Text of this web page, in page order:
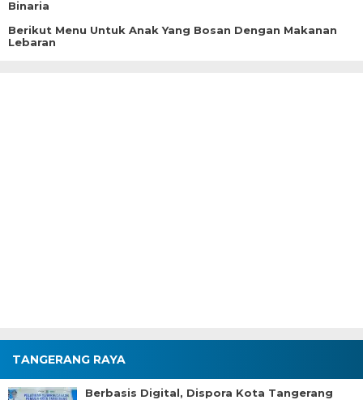
Binaria
Berikut Menu Untuk Anak Yang Bosan Dengan Makanan
Lebaran
TANGERANG RAYA
Berbasis Digital, Dispora Kota Tangerang